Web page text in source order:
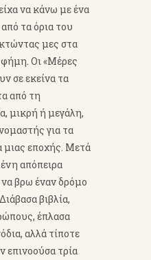
να κάνω με ένα
τα όρια του
μες στα
Οι «Μέρες
σε εκείνα τα
από τη
μικρή ή μεγάλη,
για τα
μιας εποχής. Μετά
απόπειρα
βρω έναν δρόμο
βιβλία,
έπλασα
αλλά τίποτε
επινοούσα τρία